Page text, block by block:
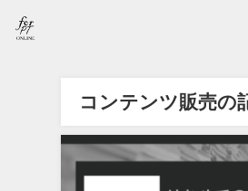
コンテンツ販売の